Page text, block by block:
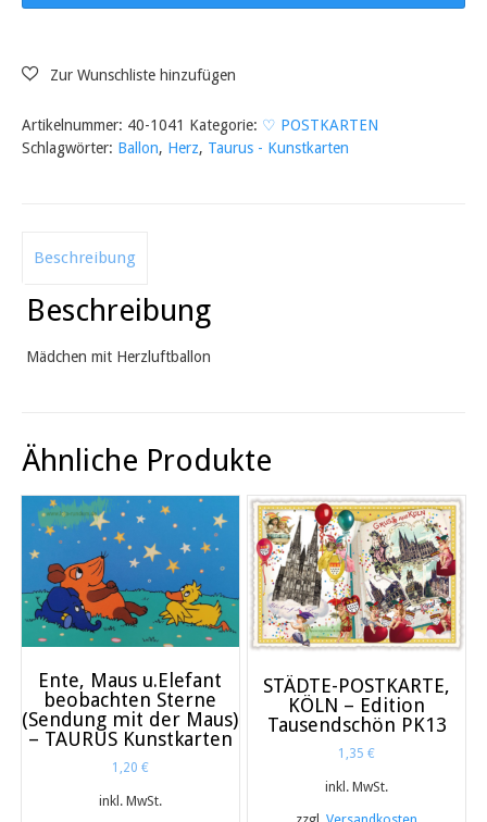
-
Menge
Artikelnummer: 40-1041 Kategorie: ♡ POSTKARTEN
Schlagwörter: Ballon, Herz, Taurus - Kunstkarten
Beschreibung
Beschreibung
Mädchen mit Herzluftballon
Ähnliche Produkte
Ente, Maus u.Elefant
beobachten Sterne
(Sendung mit der Maus)
– TAURUS Kunstkarten
1,20 €
inkl. MwSt.
STÄDTE-POSTKARTE,
KÖLN – Edition
Tausendschön PK13
1,35€
inkl. MwSt.